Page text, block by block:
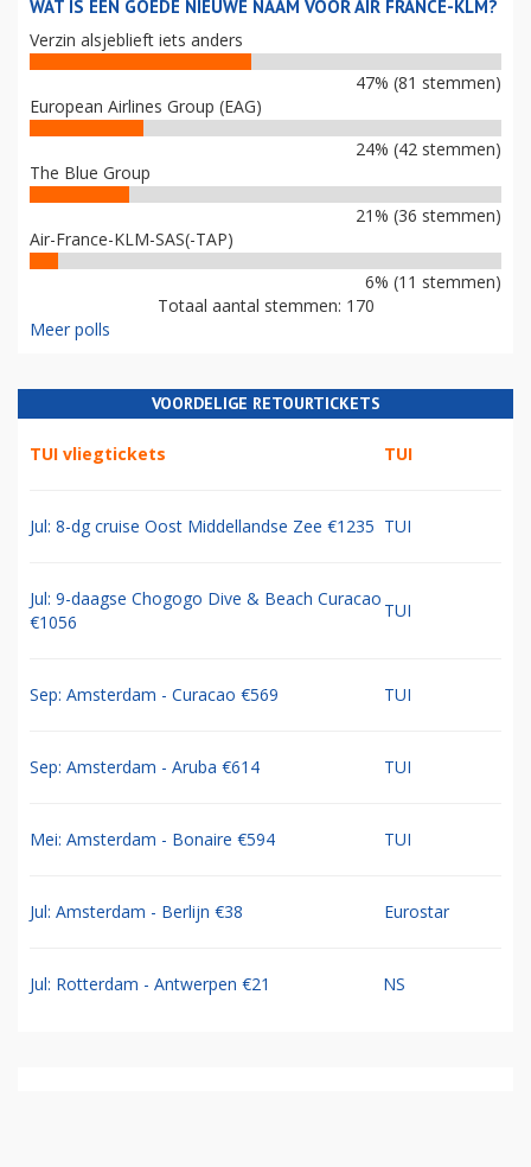
WAT IS EEN GOEDE NIEUWE NAAM VOOR AIR FRANCE-KLM?
Verzin alsjeblieft iets anders
47% (81 stemmen)
European Airlines Group (EAG)
24% (42 stemmen)
The Blue Group
21% (36 stemmen)
Air-France-KLM-SAS(-TAP)
6% (11 stemmen)
Totaal aantal stemmen: 170
Meer polls
VOORDELIGE RETOURTICKETS
TUI vliegtickets TUI
Jul: 8-dg cruise Oost Middellandse Zee €1235 TUI
Jul: 9-daagse Chogogo Dive & Beach Curacao
€1056
TUI
Sep: Amsterdam - Curacao €569 TUI
Sep: Amsterdam - Aruba €614 TUI
Mei: Amsterdam - Bonaire €594 TUI
Jul: Amsterdam - Berlijn €38 Eurostar
Jul: Rotterdam - Antwerpen €21 NS